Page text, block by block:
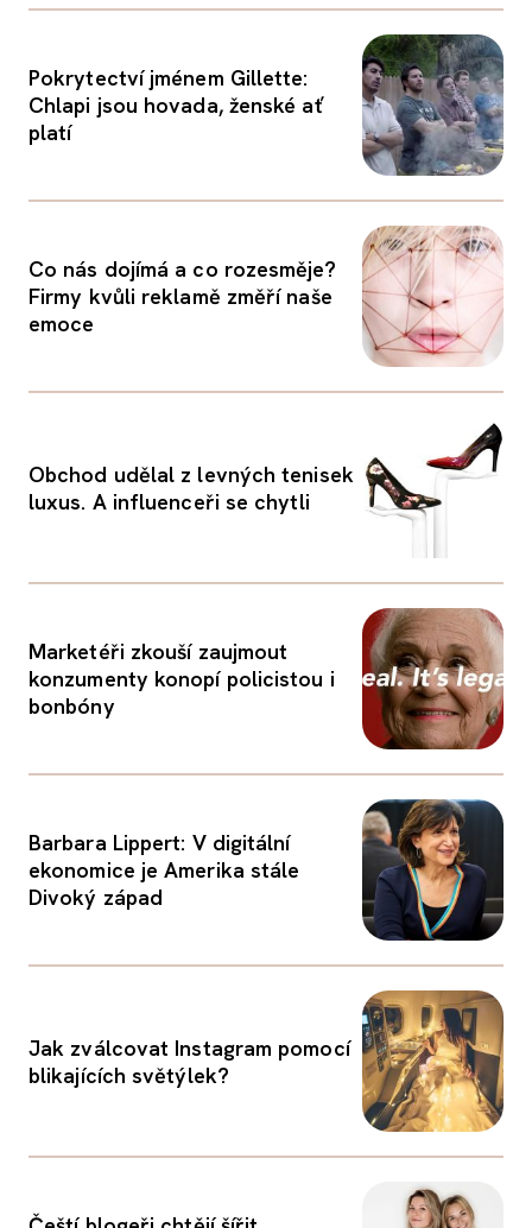
Pokrytectví jménem Gillette:
Chlapi jsou hovada, ženské ať
platí
Co nás dojímá a co rozesměje?
Firmy kvůli reklamě změří naše
emoce
Obchod udělal z levných tenisek
luxus. A influenceři se chytli
Marketéři zkouší zaujmout
konzumenty konopí policistou i
bonbóny
Barbara Lippert: V digitální
ekonomice je Amerika stále
Divoký západ
Jak zválcovat Instagram pomocí
blikajících světýlek?